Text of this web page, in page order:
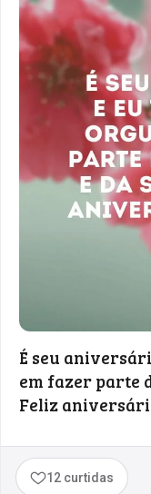
É seu
em fazer parte
Feliz
12 curtidas